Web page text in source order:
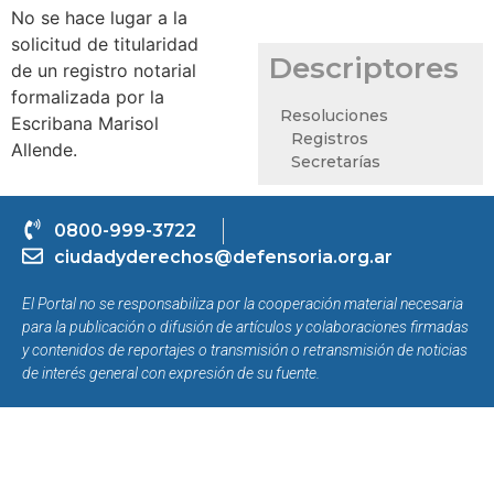
No se hace lugar a la
solicitud de titularidad
de un registro notarial
formalizada por la
Escribana Marisol
Allende.
Descriptores
Resoluciones
Registros
Secretarías
0800-999-3722
ciudadyderechos@defensoria.org.ar
El Portal no se responsabiliza por la cooperación material necesaria
para la publicación o difusión de artículos y colaboraciones firmadas
y contenidos de reportajes o transmisión o retransmisión de noticias
de interés general con expresión de su fuente.